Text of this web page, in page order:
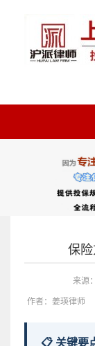
保
来源
作者： 姜瑛律师
📋 关键要